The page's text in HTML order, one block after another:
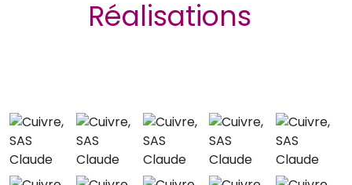
Réalisations